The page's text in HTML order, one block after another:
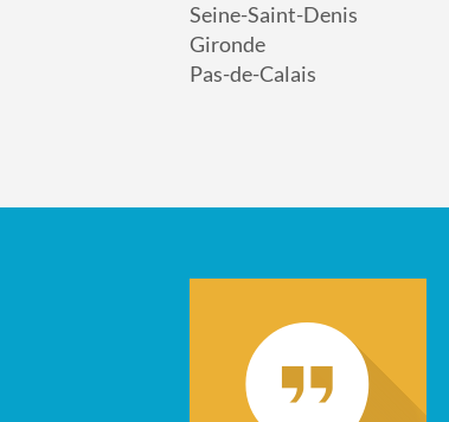
Seine-Saint-Denis
Gironde
Pas-de-Calais